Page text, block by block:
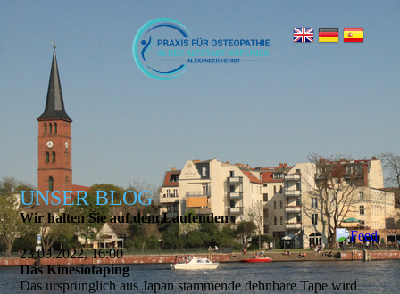
UNSER BLOG
Wir halten Sie auf dem Laufenden
23.09.2022, 16:00
Das Kinesiotaping
Das ursprünglich aus Japan stammende dehnbare Tape wird